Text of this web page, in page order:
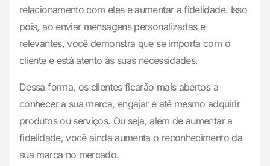
relacionamento com eles e aumentar a fidelidade. Isso
pois, ao enviar mensagens personalizadas e
relevantes, você demonstra que se importa com o
cliente e está atento às suas necessidades.
Dessa forma, os clientes ficarão mais abertos a
conhecer a sua marca, engajar e até mesmo adquirir
produtos ou serviços. Ou seja, além de aumentar a
fidelidade, você ainda aumenta o reconhecimento da
sua marca no mercado.